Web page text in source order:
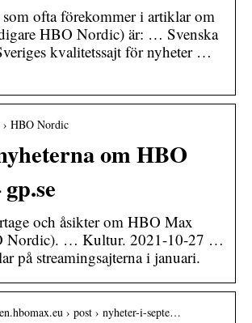
ofta förekommer i artiklar om
HBO Nordic) är: … Svenska
kvalitetssajt för nyheter …
› HBO Nordic
om HBO
och åsikter om HBO Max
Nordic). … Kultur. 2021-10-27 …
på streamingsajterna i januari.
› post › nyheter-i-septe…